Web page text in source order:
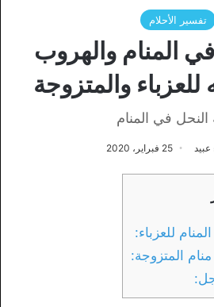
تفسير الأحلام
المنام والهروب
والمتزوجة
النحل في المنام
25 فبراير، 2020
للعزباء:
المتزوجة: